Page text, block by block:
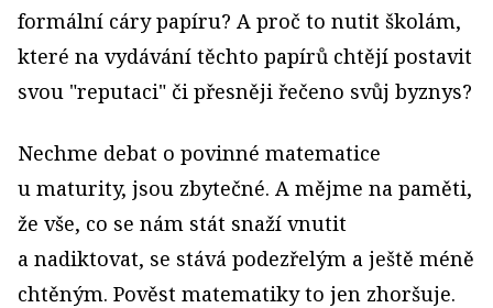
formální cáry papíru? A proč to nutit školám,
které na vydávání těchto papírů chtějí postavit
svou "reputaci" či přesněji řečeno svůj byznys?
Nechme debat o povinné matematice
u maturity, jsou zbytečné. A mějme na paměti,
že vše, co se nám stát snaží vnutit
a nadiktovat, se stává podezřelým a ještě méně
chtěným. Pověst matematiky to jen zhoršuje.